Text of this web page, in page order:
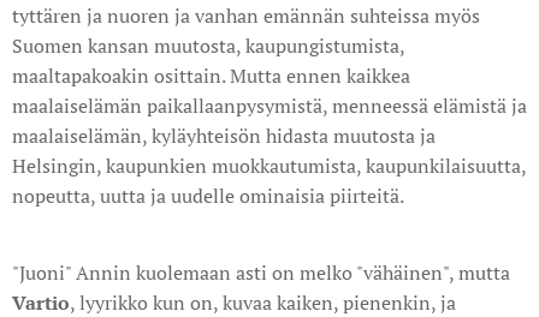
tyttären ja nuoren ja vanhan emännän suhteissa myös
Suomen kansan muutosta, kaupungistumista,
maaltapakoakin osittain. Mutta ennen kaikkea
maalaiselämän paikallaanpysymistä, menneessä elämistä ja
maalaiselämän, kyläyhteisön hidasta muutosta ja
Helsingin, kaupunkien muokkautumista, kaupunkilaisuutta,
nopeutta, uutta ja uudelle ominaisia piirteitä.
"Juoni" Annin kuolemaan asti on melko "vähäinen", mutta
Vartio, lyyrikko kun on, kuvaa kaiken, pienenkin, ja